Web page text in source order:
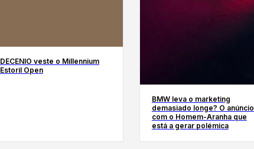
DECENIO veste o Millennium
Estoril Open
BMW leva o marketing
demasiado longe? O anúncio
com o Homem-Aranha que
está a gerar polémica